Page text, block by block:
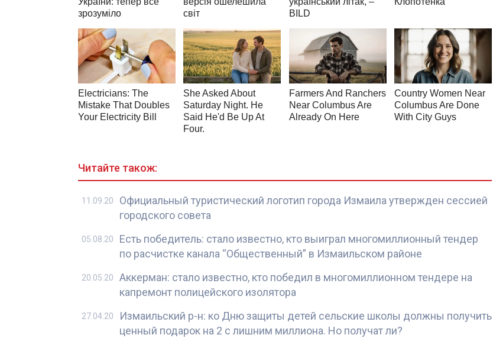
Читайте також:
Официальный туристический логотип города Измаила утвержден сессией
городского совета
11.09.20
Есть победитель: стало известно, кто выиграл многомиллионный тендер
по расчистке канала “Общественный” в Измаильском районе
05.08.20
Аккерман: стало известно, кто победил в многомиллионном тендере на
капремонт полицейского изолятора
20.05.20
Измаильский р-н: ко Дню защиты детей сельские школы должны получить
ценный подарок на 2 с лишним миллиона. Но получат ли?
27.04.20